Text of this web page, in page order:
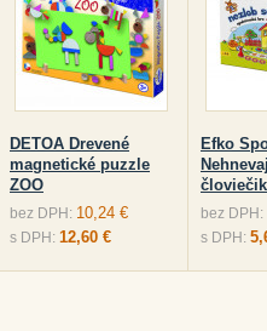
DETOA Drevené
magnetické puzzle
ZOO
bez DPH: 10,24 €
s DPH: 12,60 €
Efko
bez DPH:
s DPH: